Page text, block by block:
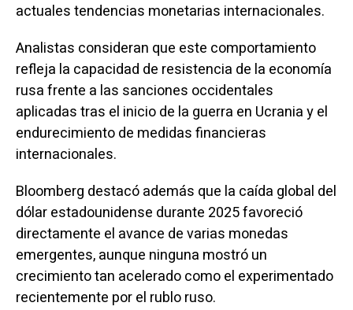
actuales tendencias monetarias internacionales.
Analistas consideran que este comportamiento
refleja la capacidad de resistencia de la economía
rusa frente a las sanciones occidentales
aplicadas tras el inicio de la guerra en Ucrania y el
endurecimiento de medidas financieras
internacionales.
Bloomberg destacó además que la caída global del
dólar estadounidense durante 2025 favoreció
directamente el avance de varias monedas
emergentes, aunque ninguna mostró un
crecimiento tan acelerado como el experimentado
recientemente por el rublo ruso.